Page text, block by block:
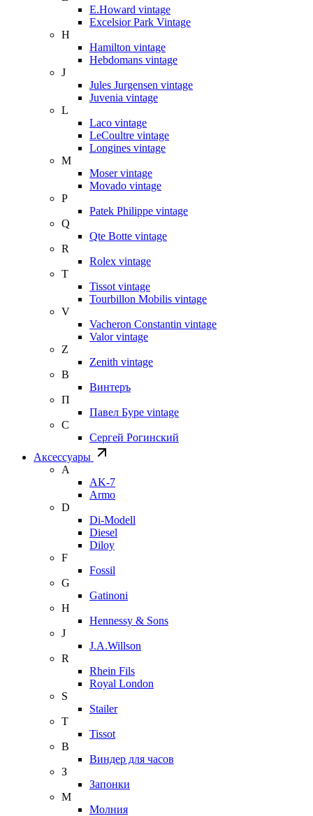
E.Howard vintage
Excelsior Park Vintage
H
Hamilton vintage
Hebdomans vintage
J
Jules Jurgensen vintage
Juvenia vintage
L
Laco vintage
LeCoultre vintage
Longines vintage
M
Moser vintage
Movado vintage
P
Patek Philippe vintage
Q
Qte Botte vintage
R
Rolex vintage
T
Tissot vintage
Tourbillon Mobilis vintage
V
Vacheron Constantin vintage
Valor vintage
Z
Zenith vintage
В
Винтеръ
П
Павел Буре vintage
С
Сергей Рогинский
Аксессуары
A
AK-7
Armo
D
Di-Modell
Diesel
Diloy
F
Fossil
G
Gatinoni
H
Hennessy & Sons
J
J.A.Willson
R
Rhein Fils
Royal London
S
Stailer
T
Tissot
В
Виндер для часов
З
Запонки
М
Молния